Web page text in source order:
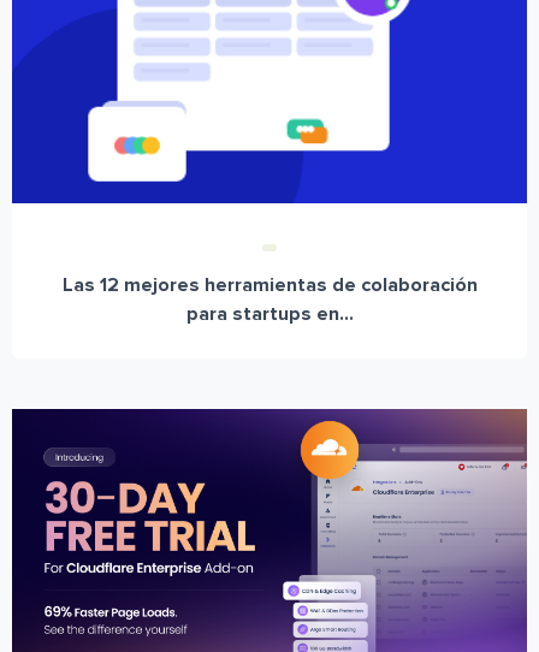
Las 12 mejores herramientas de colaboración
para startups en...